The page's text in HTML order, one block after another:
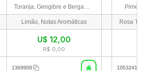
Toranja, Gengibre e Bergamota
Limão, Notas Aromáticas
U$ 12,00
R$ 0,00
1369908 1053241